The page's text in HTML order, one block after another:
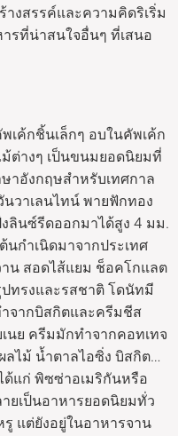
งสรรค์และความคิดริเริ่ม
ที่น่าสนใจอื่นๆ ที่เสนอ
เค้กชิ้นเล็กๆ อบในคัพเค้ก
ต่างๆ เป็นขนมยอดนิยมที่
าอังกฤษสำหรับเทศกาล
นวาเลนไทน์ พายฟักทอง
ลินซ์รีดออกมาได้สูง 4 มม.
กำเนิดมาจากประเทศ
น สอดไส้แยม ช็อคโกแลต
ทรงและรสชาติ โดนัทมี
จากบิสกิตและครีมชีส
นย ครีมมักทำจากคอทเทจ
ลไม้ น้ำตาลไอซิ่ง บิสกิต…
ด้แก่ พิซซ่าอเมริกันหรือ
ายเป็นอาหารยอดนิยมทั่ว
แต่ยังอยู่ในอาหารจาน